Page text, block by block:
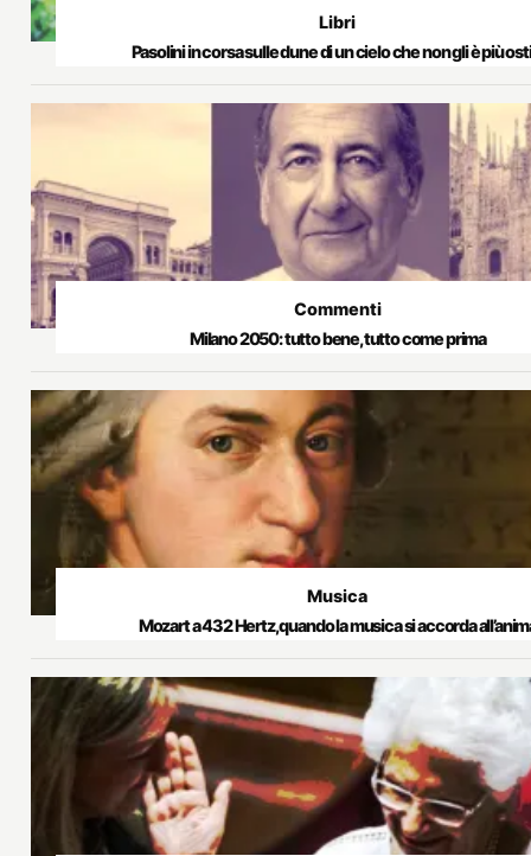
Libri
Pasolini in corsa sulle dune di un cielo che non gli è più
Commenti
Milano 2050: tutto bene, tutto come prima
Musica
Mozart a 432 Hertz, quando la musica si accorda